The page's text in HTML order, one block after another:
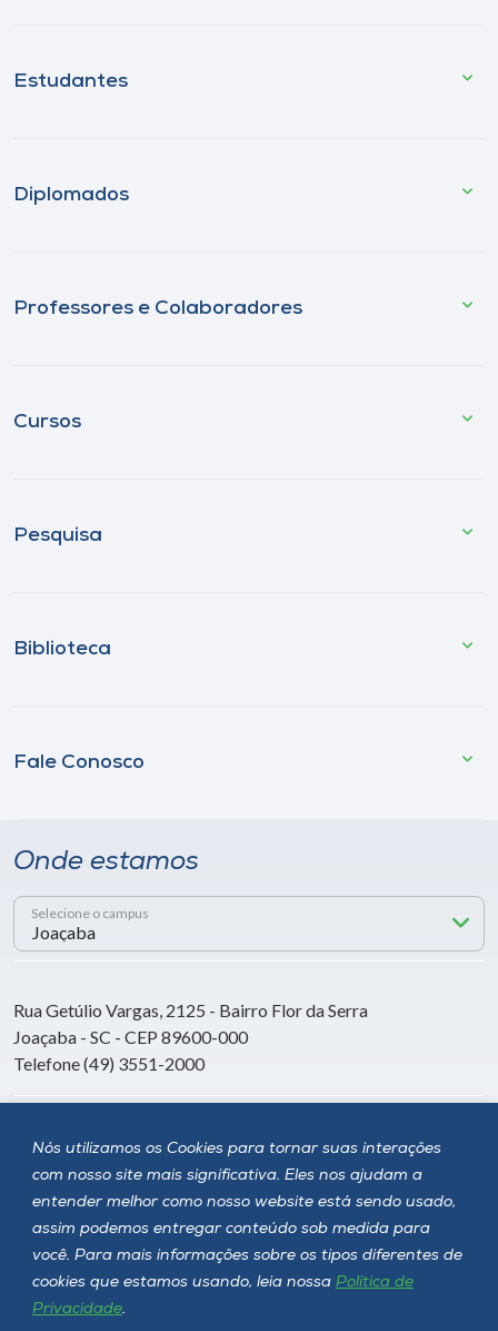
Nós utilizamos os Cookies para tornar suas interações
com nosso site mais significativa. Eles nos ajudam a
entender melhor como nosso website está sendo usado,
assim podemos entregar conteúdo sob medida para
você. Para mais informações sobre os tipos diferentes de
cookies que estamos usando, leia nossa Política de
Privacidade.
Estudantes
Diplomados
Professores e Colaboradores
Cursos
Pesquisa
Biblioteca
Fale Conosco
Onde estamos
Selecione o campus
Rua Getúlio Vargas, 2125 - Bairro Flor da Serra
Joaçaba - SC - CEP 89600-000
Telefone (49) 3551-2000
Siga a Unoesc